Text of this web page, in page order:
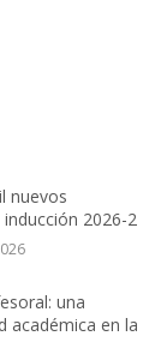
nuevos
2026-2
una
académica en la